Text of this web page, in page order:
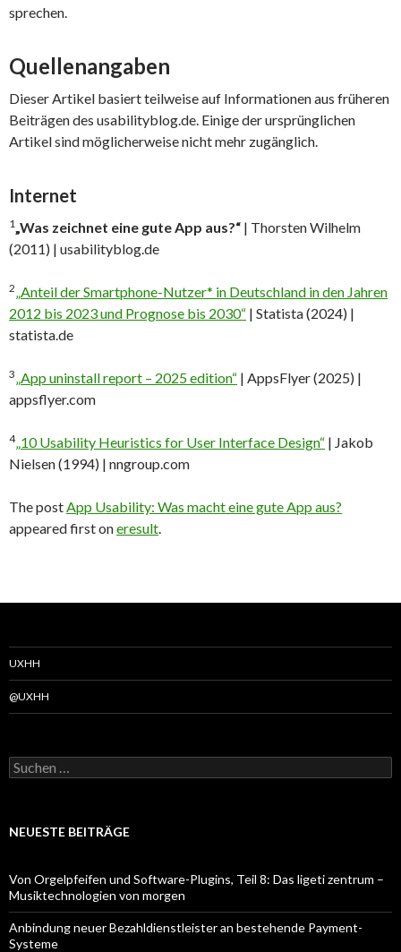
sprechen.
Quellenangaben
Dieser Artikel basiert teilweise auf Informationen aus früheren
Beiträgen des usabilityblog.de. Einige der ursprünglichen
Artikel sind möglicherweise nicht mehr zugänglich.
Internet
1„Was zeichnet eine gute App aus?“ | Thorsten Wilhelm
(2011) | usabilityblog.de
2„Anteil der Smartphone-Nutzer* in Deutschland in den Jahren
2012 bis 2023 und Prognose bis 2030“ | Statista (2024) |
statista.de
3„App uninstall report – 2025 edition“ | AppsFlyer (2025) |
appsflyer.com
4„10 Usability Heuristics for User Interface Design“ | Jakob
Nielsen (1994) | nngroup.com
The postApp Usability: Was macht eine gute App aus?
appeared first oneresult.
UXHH
@UXHH
Suchen
nach:
NEUESTE BEITRÄGE
Von Orgelpfeifen und Software-Plugins, Teil 8: Das ligeti zentrum –
Musiktechnologien von morgen
Anbindung neuer Bezahldienstleister an bestehende Payment-
Systeme